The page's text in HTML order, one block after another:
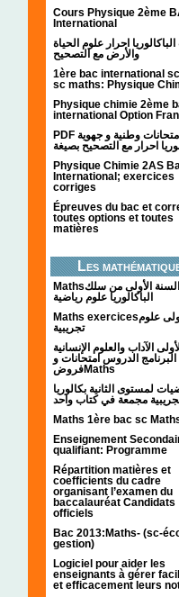
Cours Physique 2ème
International
الباكالوريا احرار علوم الحياة
والأرض مع التصحيح
1ère bac international
sc maths: Physique
Physique chimie 2ème
international Option
PDF تحميل امتحانات وطنية و جهوية
احرار مع التصحيح بصيغة
Physique Chimie 2AS
International; exercices
corriges
Épreuves du bac et
toutes options et toutes
matières
Les
Mathsالسنة الأولى من سلك
الباكالوريا علوم رياضية
Maths exercicesالسنة الأولى علوم
تجريبية
الآداب والعلوم الإنسانية
البرنامج الدروس امتحانات و
فروضMaths
لمستوى الثانية بكالوريا
مجمعة في كتاب واحد
Maths 1ère bac sc
Enseignement
qualifiant: Programme
Répartition matières et
coefficients du cadre
organisant l’examen du
baccalauréat Candidats
officiels
Bac 2013:Maths- (sc-
gestion)
Logiciel pour aider les
enseignants à gérer
et efficacement leurs